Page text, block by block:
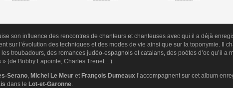
son influence des rencontres de chanteurs et chanteuses avec qui il a déjà
sur l’évolution des techniques et des modes de vie ainsi que sur la toponymie. Il
troubadours, des romances judéo-espagnols et catalans, des poètes d’oc qu’il a
» (de Bobby Lapointe, Charles Trenet…).
Serano, Michel Le Meur et François Dumeaux l’accompagnent sur cet album
dans le Lot-et-Garonne.